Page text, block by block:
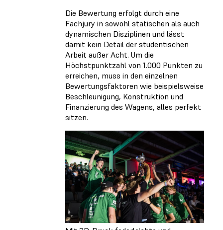
Die Bewertung erfolgt durch eine
Fachjury in sowohl statischen als auch
dynamischen Disziplinen und lässt
damit kein Detail der studentischen
Arbeit außer Acht. Um die
Höchstpunktzahl von 1.000 Punkten zu
erreichen, muss in den einzelnen
Bewertungsfaktoren wie beispielsweise
Beschleunigung, Konstruktion und
Finanzierung des Wagens, alles perfekt
sitzen.